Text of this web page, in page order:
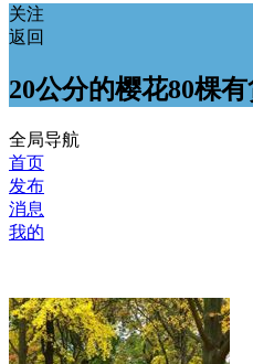
关注
返回
20公分的樱花80棵
全局导航
首页
发布
消息
我的